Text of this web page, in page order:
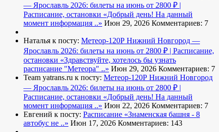
— Ярославль 2026: билеты на июнь от 2800 ₽ |
Расписание, остановки «Добрый день! На данный
момент информация ..» Июн 29, 2026 Комментариев: 7
Наталья к посту: Метеор-120Р Нижний Новгород —
Ярославль 2026: билеты на июнь от 2800 ₽ | Расписание,
остановки «Здравствуйте, хотелось бы узнать
расписание "Метеора" ..» Июн 29, 2026 Комментариев: 7
Team yatrans.ru к посту: Метеор-120Р Нижний Новгород
— Ярославль 2026: билеты на июнь от 2800 ₽ |
Расписание, остановки «Добрый день! На данный
момент информация ..» Июн 22, 2026 Комментариев: 7
Евгений к посту: Расписание «Знаменская башня - 8
автобус не ..» Июн 17, 2026 Комментариев: 143